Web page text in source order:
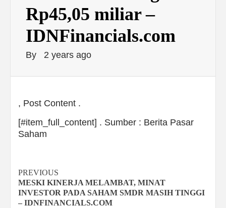
Rp45,05 miliar –
IDNFinancials.com
By 2 years ago
, Post Content .
[#item_full_content] . Sumber : Berita Pasar
Saham
Continue
Reading
PREVIOUS
MESKI KINERJA MELAMBAT, MINAT
INVESTOR PADA SAHAM SMDR MASIH TINGGI
– IDNFINANCIALS.COM